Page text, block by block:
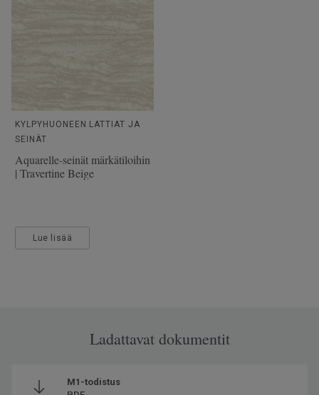
KYLPYHUONEEN LATTIAT JA
SEINÄT
Aquarelle-seinät märkätiloihin
| Travertine Beige
Lue lisää
Ladattavat dokumentit
M1-todistus